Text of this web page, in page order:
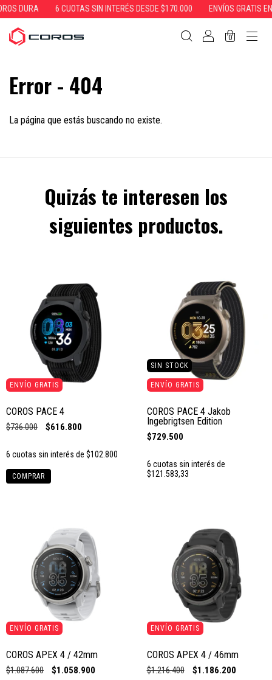
DURA 6 CUOTAS SIN INTERÉS DESDE $170.000 ENVÍOS GRATIS
0
Error - 404
La página que estás buscando no existe.
Quizás te interesen los
siguientes productos.
ENVÍO GRATIS
COROS PACE 4
$736.000 $616.800
6 cuotas sin interés de $102.800
COMPRAR
SIN STOCK
ENVÍO GRATIS
COROS PACE 4 Jakob
Ingebrigtsen Edition
$729.500
6 cuotas sin interés de
$121.583,33
ENVÍO GRATIS
COROS APEX 4 / 42mm
$1.087.600 $1.058.900
ENVÍO GRATIS
COROS APEX 4 / 46mm
$1.216.400 $1.186.200